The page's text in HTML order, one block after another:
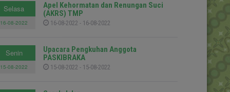
Selasa
16-08-2022
Apel Kehormatan dan Renungan Suci
(AKRS) TMP
16-08-2022 - 16-08-2022
Senin
15-08-2022
Upacara Pengkuhan Anggota
PASKIBRAKA
15-08-2022 - 15-08-2022